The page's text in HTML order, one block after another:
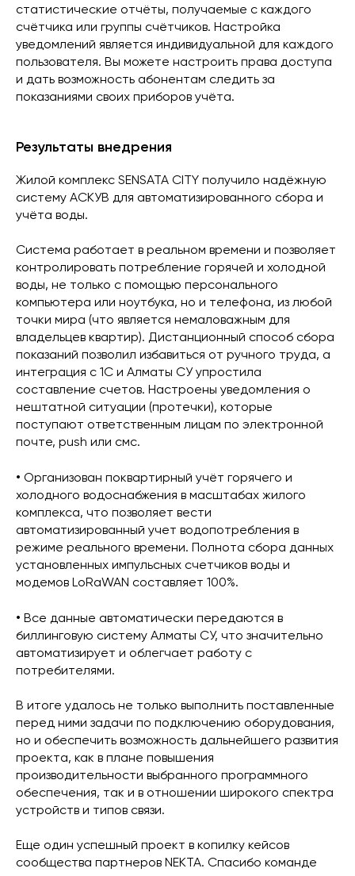
статистические отчёты, получаемые с каждого
счётчика или группы счётчиков. Настройка
уведомлений является индивидуальной для каждого
пользователя. Вы можете настроить права доступа
и дать возможность абонентам следить за
показаниями своих приборов учёта.
Результаты внедрения
Жилой комплекс SENSATA CITY получило надёжную
систему АСКУВ для автоматизированного сбора и
учёта воды.
Система работает в реальном времени и позволяет
контролировать потребление горячей и холодной
воды, не только с помощью персонального
компьютера или ноутбука, но и телефона, из любой
точки мира (что является немаловажным для
владельцев квартир). Дистанционный способ сбора
показаний позволил избавиться от ручного труда, а
интеграция с 1C и Алматы СУ упростила
составление счетов. Настроены уведомления о
нештатной ситуации (протечки), которые
поступают ответственным лицам по электронной
почте, push или смс.
• Организован поквартирный учёт горячего и
холодного водоснабжения в масштабах жилого
комплекса, что позволяет вести
автоматизированный учет водопотребления в
режиме реального времени. Полнота сбора данных
установленных импульсных счетчиков воды и
модемов LoRaWAN составляет 100%.
• Все данные автоматически передаются в
биллинговую систему Алматы СУ, что значительно
автоматизирует и облегчает работу с
потребителями.
В итоге удалось не только выполнить поставленные
перед ними задачи по подключению оборудования,
но и обеспечить возможность дальнейшего развития
проекта, как в плане повышения
производительности выбранного программного
обеспечения, так и в отношении широкого спектра
устройств и типов связи.
Еще один успешный проект в копилку кейсов
сообщества партнеров NEKTA. Спасибо команде